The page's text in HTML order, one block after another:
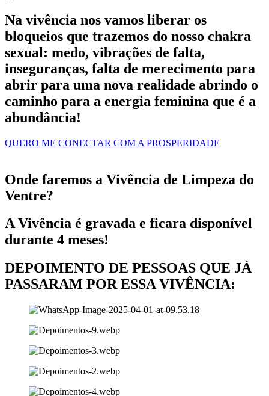
Na vivência nos vamos liberar os
bloqueios que trazemos do nosso chakra
sexual: medo, vibrações de falta,
inseguranças, falta de merecimento para
abrir para uma nova realidade abrindo o
caminho para a energia feminina que é a
abundância!
QUERO ME CONECTAR COM A PROSPERIDADE
Onde faremos a Vivência de Limpeza do
Ventre?
A Vivência é gravada e ficara disponível
durante 4 meses!
DEPOIMENTO DE PESSOAS QUE JÁ
PASSARAM POR ESSA VIVÊNCIA: